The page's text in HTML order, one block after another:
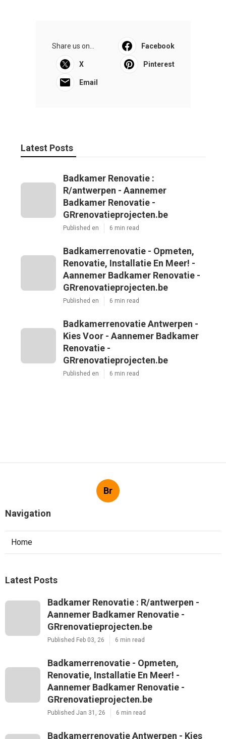
Share us on... Facebook
X Pinterest
Email
Latest Posts
Badkamer Renovatie :
R/antwerpen - Aannemer
Badkamer Renovatie -
GRrenovatieprojecten.be
Published en 6 min read
Badkamerrenovatie - Opmeten,
Renovatie, Installatie En Meer! -
Aannemer Badkamer Renovatie -
GRrenovatieprojecten.be
Published en 6 min read
Badkamerrenovatie Antwerpen -
Kies Voor - Aannemer Badkamer
Renovatie -
GRrenovatieprojecten.be
Published en 6 min read
Br
Navigation
Home
Latest Posts
Badkamer Renovatie : R/antwerpen -
Aannemer Badkamer Renovatie -
GRrenovatieprojecten.be
Published Feb 03, 26 6 min read
Badkamerrenovatie - Opmeten,
Renovatie, Installatie En Meer! -
Aannemer Badkamer Renovatie -
GRrenovatieprojecten.be
Published Jan 31, 26 6 min read
Badkamerrenovatie Antwerpen - Kies